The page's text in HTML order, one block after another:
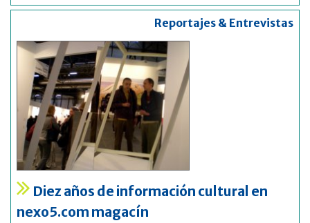
Reportajes & Entrevistas
Diez años de información cultural en
nexo5.com magacín